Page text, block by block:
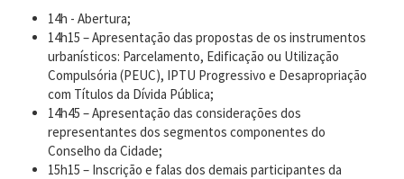
14h - Abertura;
14h15 – Apresentação das propostas de os instrumentos
urbanísticos: Parcelamento, Edificação ou Utilização
Compulsória (PEUC), IPTU Progressivo e Desapropriação
com Títulos da Dívida Pública;
14h45 – Apresentação das considerações dos
representantes dos segmentos componentes do
Conselho da Cidade;
15h15 – Inscrição e falas dos demais participantes da